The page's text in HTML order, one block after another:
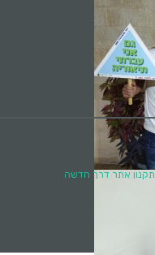
תקנון אתר דרך חדשה